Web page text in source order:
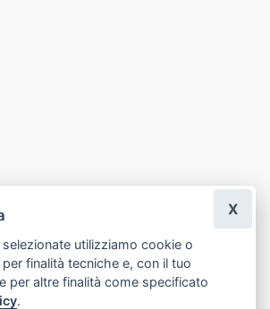
utilizziamo cookie o
finalità tecniche e, con il tuo
per altre finalità come specificato
.
X